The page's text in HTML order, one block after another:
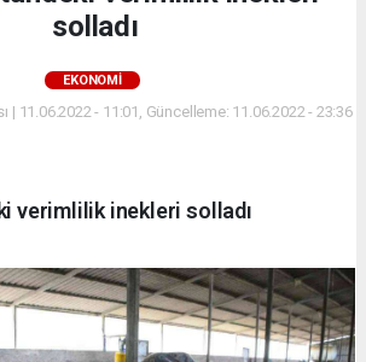
solladı
EKONOMİ
| 11.06.2022 - 11:01, Güncelleme: 11.06.2022 - 23:36
verimlilik inekleri solladı